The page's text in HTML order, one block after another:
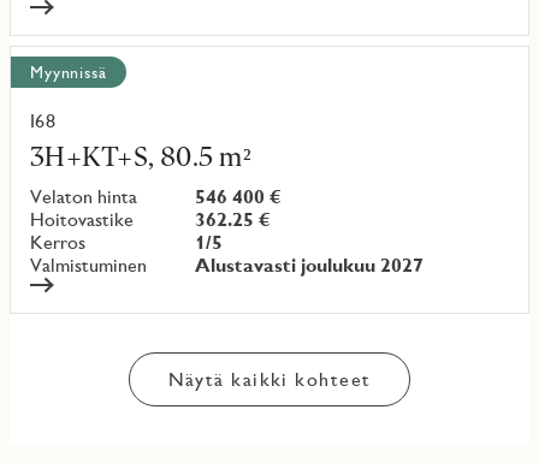
Myynnissä
I68
3H+KT+S, 80.5 m²
Velaton hinta
546 400 €
Hoitovastike
362.25 €
Kerros
1/5
Valmistuminen
Alustavasti joulukuu 2027
Lue
lisää
kohteesta
Näytä kaikki kohteet